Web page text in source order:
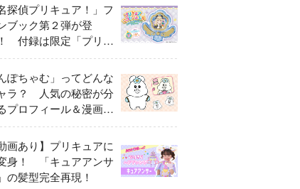
探偵プリキュア！」フ
ブック第２弾が登
付録は限定「プリキ
マコトジュエル キュ
ルカナ・シャドウ ア
ver.」 キュアエクレ
を大特集！
ぽちゃむ」ってどんな
ラ？ 人気の秘密が分
プロフィール＆漫画ま
画あり】プリキュアに
身！ 「キュアアンサ
の髪型完全再現！